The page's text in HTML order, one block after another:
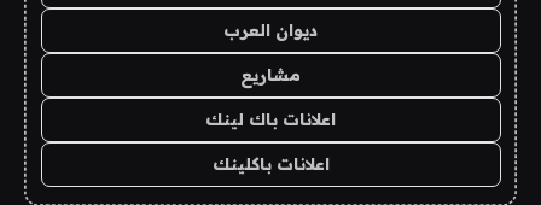
ديوان العرب
مشاريع
اعلانات باك لينك
اعلانات باكلينك